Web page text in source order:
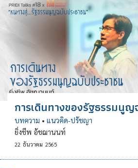
การเดินทางของรัฐธรรมนู
บทความ • แนวคิด-ปรัชญา
ยิ่งชีพ อัชฌานนท์
22 ธันวาคม 2565